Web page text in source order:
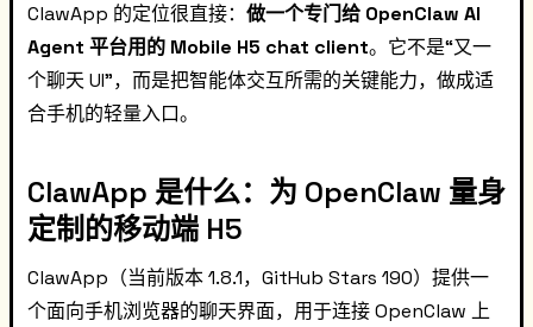
ClawApp 的定位很直接： 做一个专门给 OpenClaw AI
Agent 平台用的 Mobile H5 chat client。它不是“又一
个聊天 UI”，而是把智能体交互所需的关键能力，做成适
合手机的轻量入口。
ClawApp 是什么：为 OpenClaw 量身
定制的移动端 H5
ClawApp（当前版本 1.8.1，GitHub Stars 190）提供一
个面向手机浏览器的聊天界面，用于连接 OpenClaw 上